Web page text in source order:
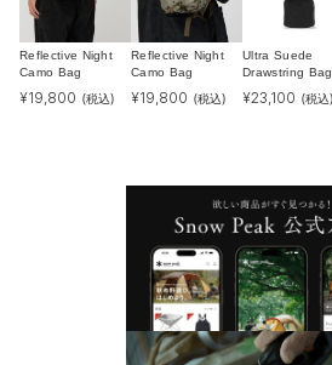
Reflective Night
Camo Bag
¥19,800 (税込)
Reflective Night
Camo Bag
¥19,800 (税込)
Ultra Suede
Drawstring Bag
¥23,100 (税込)